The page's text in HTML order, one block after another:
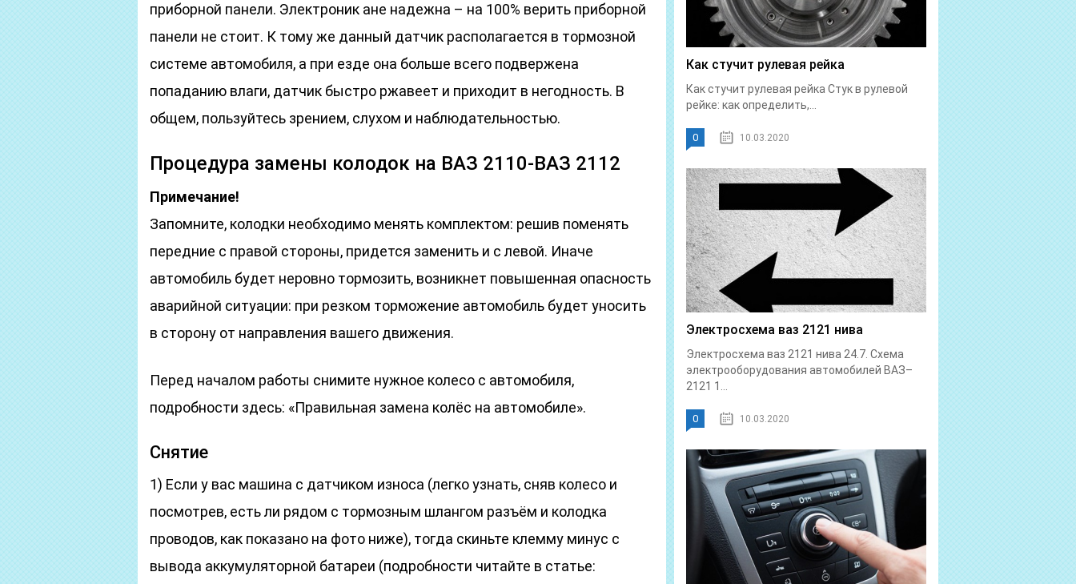
приборной панели. Электроник ане надежна – на 100% верить приборной
панели не стоит. К тому же данный датчик располагается в тормозной
системе автомобиля, а при езде она больше всего подвержена
попаданию влаги, датчик быстро ржавеет и приходит в негодность. В
общем, пользуйтесь зрением, слухом и наблюдательностью.
Процедура замены колодок на ВАЗ 2110-ВАЗ 2112
Примечание!
Запомните, колодки необходимо менять комплектом: решив поменять
передние с правой стороны, придется заменить и с левой. Иначе
автомобиль будет неровно тормозить, возникнет повышенная опасность
аварийной ситуации: при резком торможение автомобиль будет уносить
в сторону от направления вашего движения.
Перед началом работы снимите нужное колесо с автомобиля,
подробности здесь: «Правильная замена колёс на автомобиле».
Снятие
1) Если у вас машина с датчиком износа (легко узнать, сняв колесо и
посмотрев, есть ли рядом с тормозным шлангом разъём и колодка
проводов, как показано на фото ниже), тогда скиньте клемму минус с
вывода аккумуляторной батареи (подробности читайте в статье:
Как стучит рулевая рейка
Как стучит рулевая рейка Стук в рулевой
рейке: как определить,...
0 10.03.2020
Электросхема ваз 2121 нива
Электросхема ваз 2121 нива 24.7. Схема
электрооборудования автомобилей ВАЗ–
2121 1...
0 10.03.2020